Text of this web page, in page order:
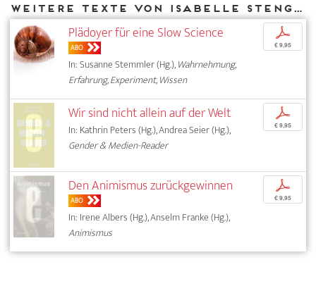
Weitere Texte von Isabelle Stengers bei DIAPHANES
Plädoyer für eine Slow Science
ABO
In: Susanne Stemmler (Hg.),Wahrnehmung,
Erfahrung, Experiment, Wissen
p
€ 9,95
Wir sind nicht allein auf der Welt
In: Kathrin Peters (Hg.), Andrea Seier (Hg.),
Gender & Medien-Reader
p
€ 9,95
Den Animismus zurückgewinnen
ABO
In: Irene Albers (Hg.), Anselm Franke (Hg.),
Animismus
p
€ 9,95